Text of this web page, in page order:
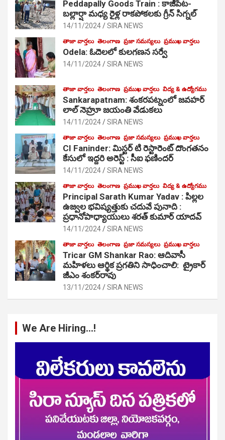
Peddapally Goods Train : కాజీపేట-
బల్లార్షా మధ్య రైళ్ల రాకపోకలకు గ్రీన్ సిగ్నల్
14/11/2024 SIRA NEWS
తాజా వార్తలు తెలంగాణ ప్రజా సమస్యలు ప్రముఖ వార్తలు
Odela: ఓదెలలో కులగణన సర్వే
14/11/2024 SIRA NEWS
తాజా వార్తలు తెలంగాణ ప్రముఖ వార్తలు విద్య & ఉద్యోగము
Sankarapatnam: శంకరపట్నంలో జవహర్
లాల్ నెహ్రూ జయంతి వేడుకలు
14/11/2024 SIRA NEWS
తాజా వార్తలు తెలంగాణ ప్రజా సమస్యలు ప్రముఖ వార్తలు
CI Faninder: మిస్టర్ టి రెస్టారెంట్ దొంగతనం
కేసులో ఇద్దరి అరెస్ట్ : సీఐ ఫణిందర్
14/11/2024 SIRA NEWS
తాజా వార్తలు తెలంగాణ ప్రముఖ వార్తలు విద్య & ఉద్యోగము
Principal Sarath Kumar Yadav : పిల్లల
ఉజ్వల భవిష్యత్తుకు చదువే పునాది :
ప్రధానోపాధ్యాయులు శరత్ కుమార్ యాదవ్
14/11/2024 SIRA NEWS
తాజా వార్తలు తెలంగాణ ప్రజా సమస్యలు ప్రముఖ వార్తలు
Tricar GM Shankar Rao: ఆదివాసీ
మహిళలు ఆర్థిక ప్రగతిని సాధించాలి: ట్రైకార్
జీఎం శంకర్‌రావు
13/11/2024 SIRA NEWS
We Are Hiring…!